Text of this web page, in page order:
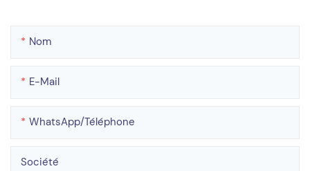
Nom
E-Mail
WhatsApp/téléphone
Société